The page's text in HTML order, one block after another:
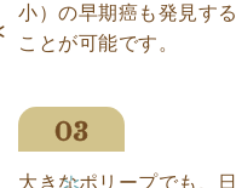
小）の早期癌も発見する
ことが可能です。
大きなポリープでも、日